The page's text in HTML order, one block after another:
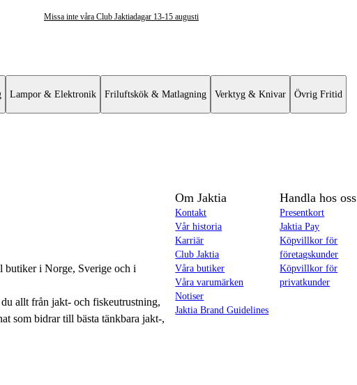
Missa inte våra Club Jaktiadagar 13-15 augusti
Lampor & Elektronik Friluftskök & Matlagning Verktyg & Knivar Övrig Fritid
butiker i Norge, Sverige och i
allt från jakt- och fiskeutrustning,
som bidrar till bästa tänkbara jakt-,
Om Jaktia
Kontakt
Vår historia
Karriär
Club Jaktia
Våra butiker
Våra varumärken
Notiser
Jaktia Brand Guidelines
Handla hos oss
Presentkort
Jaktia Pay
Köpvillkor för
företagskunder
Köpvillkor för
privatkunder